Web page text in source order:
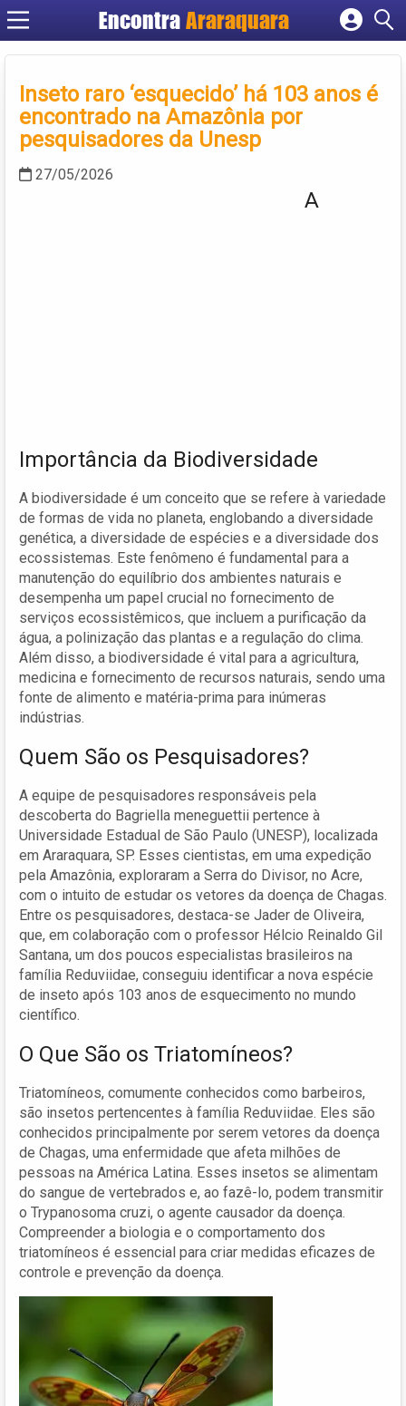
EncontraAraraquara
Cadastrar empresa
Criar conta
Inseto raro ‘esquecido’ há 103 anos é
encontrado na Amazônia por
pesquisadores da Unesp
27/05/2026
A
Importância da Biodiversidade
A biodiversidade é um conceito que se refere à variedade
de formas de vida no planeta, englobando a diversidade
genética, a diversidade de espécies e a diversidade dos
ecossistemas. Este fenômeno é fundamental para a
manutenção do equilíbrio dos ambientes naturais e
desempenha um papel crucial no fornecimento de
serviços ecossistêmicos, que incluem a purificação da
água, a polinização das plantas e a regulação do clima.
Além disso, a biodiversidade é vital para a agricultura,
medicina e fornecimento de recursos naturais, sendo uma
fonte de alimento e matéria-prima para inúmeras
indústrias.
Quem São os Pesquisadores?
A equipe de pesquisadores responsáveis pela
descoberta do Bagriella meneguettii pertence à
Universidade Estadual de São Paulo (UNESP), localizada
em Araraquara, SP. Esses cientistas, em uma expedição
pela Amazônia, exploraram a Serra do Divisor, no Acre,
com o intuito de estudar os vetores da doença de Chagas.
Entre os pesquisadores, destaca-se Jader de Oliveira,
que, em colaboração com o professor Hélcio Reinaldo Gil
Santana, um dos poucos especialistas brasileiros na
família Reduviidae, conseguiu identificar a nova espécie
de inseto após 103 anos de esquecimento no mundo
científico.
O Que São os Triatomíneos?
Triatomíneos, comumente conhecidos como barbeiros,
são insetos pertencentes à família Reduviidae. Eles são
conhecidos principalmente por serem vetores da doença
de Chagas, uma enfermidade que afeta milhões de
pessoas na América Latina. Esses insetos se alimentam
do sangue de vertebrados e, ao fazê-lo, podem transmitir
o Trypanosoma cruzi, o agente causador da doença.
Compreender a biologia e o comportamento dos
triatomíneos é essencial para criar medidas eficazes de
controle e prevenção da doença.